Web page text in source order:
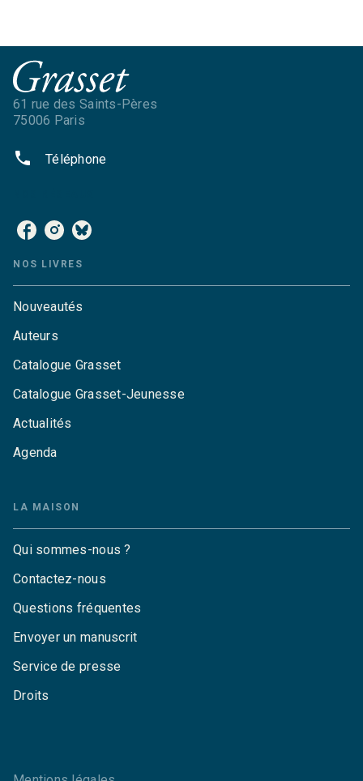
61 rue des Saints-Pères
75006 Paris
phone Téléphone
NOS LIVRES
Nouveautés
Auteurs
Catalogue Grasset
Catalogue Grasset-Jeunesse
Actualités
Agenda
LA MAISON
Qui sommes-nous ?
Contactez-nous
Questions fréquentes
Envoyer un manuscrit
Service de presse
Droits